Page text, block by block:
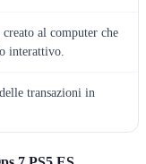
al computer che
interattivo.
transazioni in